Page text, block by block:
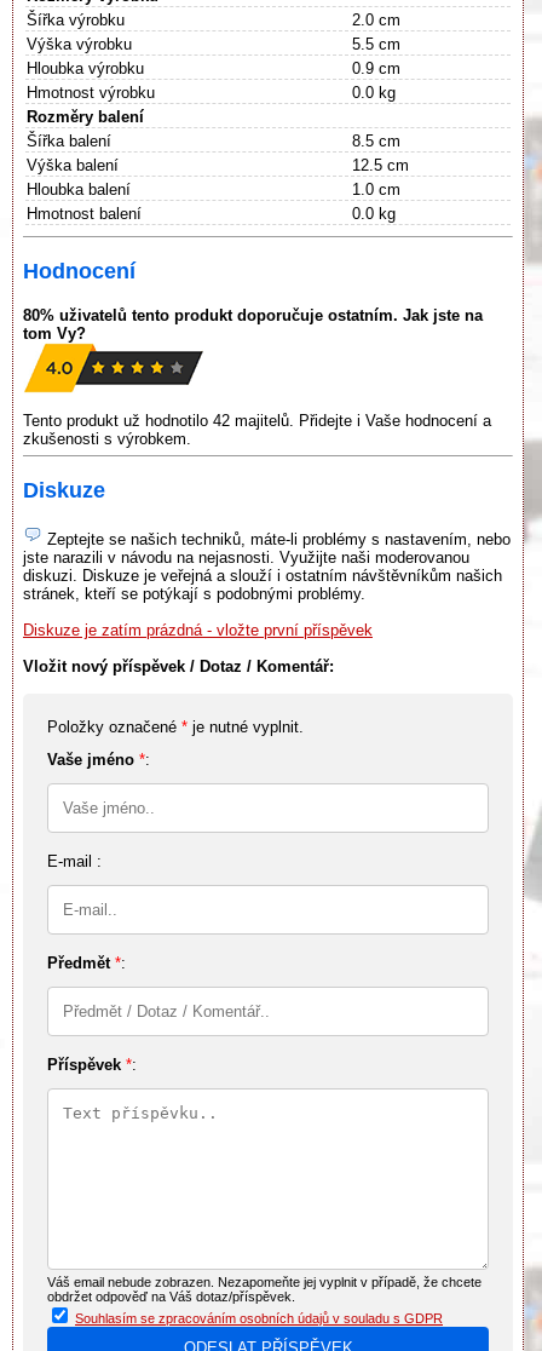
Šířka výrobku
2.0 cm
Výška výrobku
5.5 cm
Hloubka výrobku
0.9 cm
Hmotnost výrobku
0.0 kg
Rozměry balení
Šířka balení
8.5 cm
Výška balení
12.5 cm
Hloubka balení
1.0 cm
Hmotnost balení
0.0 kg
Hodnocení
80% uživatelů tento produkt doporučuje ostatním. Jak jste na
tom Vy?
Tento produkt už hodnotilo 42 majitelů. Přidejte i Vaše hodnocení a
zkušenosti s výrobkem.
Diskuze
Zeptejte se našich techniků, máte-li problémy s nastavením, nebo
jste narazili v návodu na nejasnosti. Využijte naši moderovanou
diskuzi. Diskuze je veřejná a slouží i ostatním návštěvníkům našich
stránek, kteří se potýkají s podobnými problémy.
Diskuze je zatím prázdná - vložte první příspěvek
Vložit nový příspěvek / Dotaz / Komentář:
Položky označené * je nutné vyplnit.
Vaše jméno *:
E-mail :
Předmět *:
Příspěvek *:
Váš email nebude zobrazen. Nezapomeňte jej vyplnit v případě, že chcete
obdržet odpověď na Váš dotaz/příspěvek.
Souhlasím se zpracováním osobních údajů v souladu s GDPR